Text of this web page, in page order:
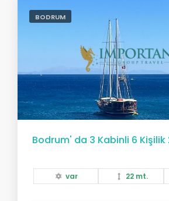
BODRUM
Bodrum' da 3 Kabinli 6 Kişilik
var 22 mt.